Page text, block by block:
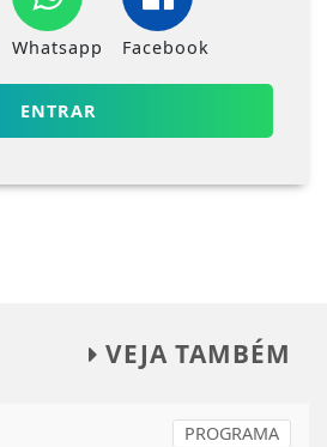
Whatsapp Facebook
ENTRAR
VEJA TAMBÉM
PROGRAMA